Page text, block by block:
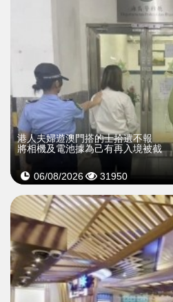
​港人夫婦遊澳門搭的士拾遺不報
將相機及電池據為己有再入境被截
06/08/2026 31950